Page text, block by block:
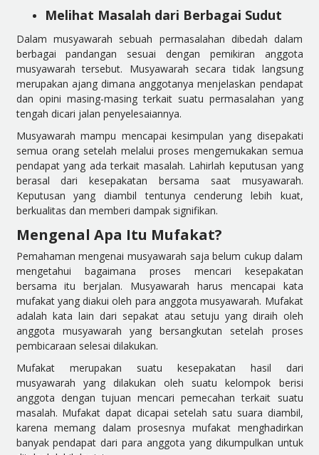
Melihat Masalah dari Berbagai Sudut
Dalam musyawarah sebuah permasalahan dibedah dalam
berbagai pandangan sesuai dengan pemikiran anggota
musyawarah tersebut. Musyawarah secara tidak langsung
merupakan ajang dimana anggotanya menjelaskan pendapat
dan opini masing-masing terkait suatu permasalahan yang
tengah dicari jalan penyelesaiannya.
Musyawarah mampu mencapai kesimpulan yang disepakati
semua orang setelah melalui proses mengemukakan semua
pendapat yang ada terkait masalah. Lahirlah keputusan yang
berasal dari kesepakatan bersama saat musyawarah.
Keputusan yang diambil tentunya cenderung lebih kuat,
berkualitas dan memberi dampak signifikan.
Mengenal Apa Itu Mufakat?
Pemahaman mengenai musyawarah saja belum cukup dalam
mengetahui bagaimana proses mencari kesepakatan
bersama itu berjalan. Musyawarah harus mencapai kata
mufakat yang diakui oleh para anggota musyawarah. Mufakat
adalah kata lain dari sepakat atau setuju yang diraih oleh
anggota musyawarah yang bersangkutan setelah proses
pembicaraan selesai dilakukan.
Mufakat merupakan suatu kesepakatan hasil dari
musyawarah yang dilakukan oleh suatu kelompok berisi
anggota dengan tujuan mencari pemecahan terkait suatu
masalah. Mufakat dapat dicapai setelah satu suara diambil,
karena memang dalam prosesnya mufakat menghadirkan
banyak pendapat dari para anggota yang dikumpulkan untuk